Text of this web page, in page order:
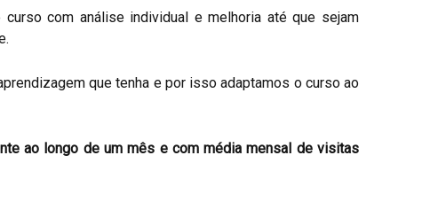
com análise individual e melhoria até que sejam
que tenha e por isso adaptamos o curso ao
ao longo de um mês e com média mensal de visitas